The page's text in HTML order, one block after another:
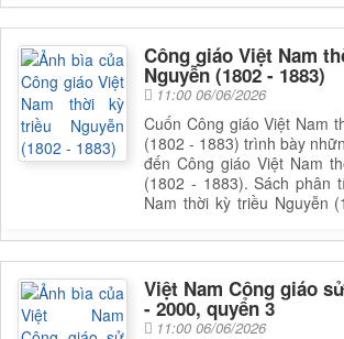
nắm rõ nội dung cụ thể,
cuốn sách để đọc
Công giáo Việt Nam
Nguyễn (1802 - 1883)
11:00 06/06/2026
Cuốn Công giáo Việt Nam
(1802 - 1883) trình bày
đến Công giáo Việt Nam
(1802 - 1883). Sách phân
Nam thời kỳ triều Nguyễn
hơn về lĩnh vực này. Để
thể, bạn đọc có thể tìm
Việt Nam Công giáo
- 2000, quyển 3
11:00 06/06/2026